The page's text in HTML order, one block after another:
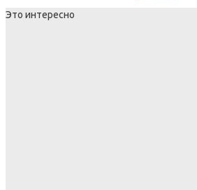
Это интересно